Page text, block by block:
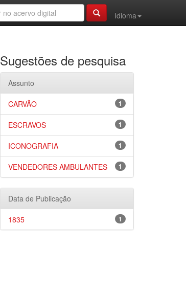
Idioma
Sugestões de pesquisa
Assunto
1
CARVÃO
1
ESCRAVOS
1
ICONOGRAFIA
1
VENDEDORES AMBULANTES
Data de Publicação
1
1835